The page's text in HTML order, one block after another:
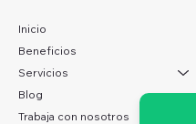
Inicio
Beneficios
Servicios
Blog
Trabaja con nosotros